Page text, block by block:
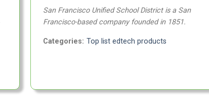
San Francisco Unified School District is a San
Francisco-based company founded in 1851.
Categories: Top list edtech products